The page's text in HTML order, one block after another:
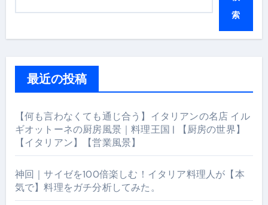
索
最近の投稿
【何も言わなくても通じ合う】イタリアンの名店 イル
ギオットーネの厨房風景｜料理王国 | 【厨房の世界】
【イタリアン】【営業風景】
神回｜サイゼを100倍楽しむ！イタリア料理人が【本
気で】料理をガチ分析してみた。